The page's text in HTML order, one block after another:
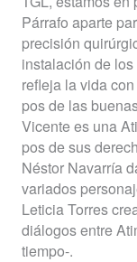
Párrafo aparte
precisión
instalación de
refleja la vida
pos de las
Vicente es una
pos de sus
Néstor Navarría
variados
Leticia Torres
diálogos entre
tiempo-.